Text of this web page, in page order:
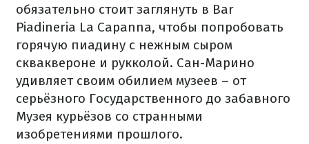
обязательно стоит заглянуть в Bar
Piadineria La Capanna, чтобы попробовать
горячую пиадину с нежным сыром
скваквероне и рукколой. Сан-Марино
удивляет своим обилием музеев – от
серьёзного Государственного до забавного
Музея курьёзов со странными
изобретениями прошлого.